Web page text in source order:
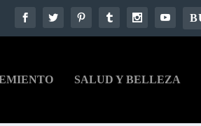
SALUD Y BELLEZA